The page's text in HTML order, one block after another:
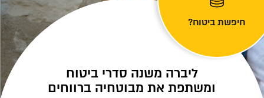
חיפשת ביטוח?
ליברה משנה סדרי ביטוח
ומשתפת את מבוטחיה ברווחים